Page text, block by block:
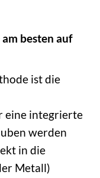
besten auf
ist die
eine integrierte
werden
in die
Metall)